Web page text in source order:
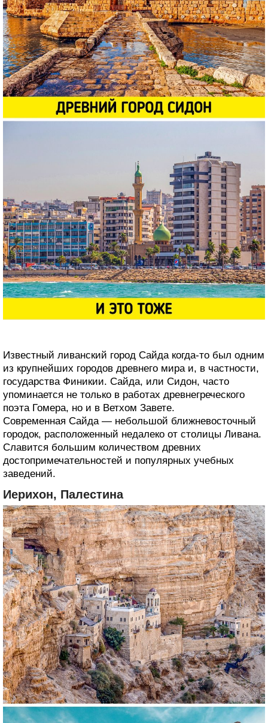
Известный ливанский город Сайда когда-то был одним
из крупнейших городов древнего мира и, в частности,
государства Финикии. Сайда, или Сидон, часто
упоминается не только в работах древнегреческого
поэта Гомера, но и в Ветхом Завете.
Современная Сайда — небольшой ближневосточный
городок, расположенный недалеко от столицы Ливана.
Славится большим количеством древних
достопримечательностей и популярных учебных
заведений.
Иерихон, Палестина